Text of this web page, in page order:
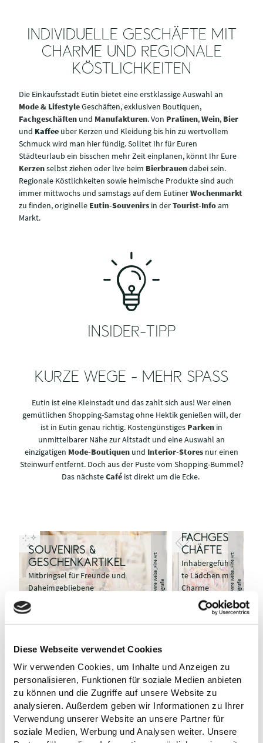
Diese Webseite verwendet Cookies
Wir verwenden Cookies, um Inhalte und Anzeigen zu
personalisieren, Funktionen für soziale Medien anbieten
zu können und die Zugriffe auf unsere Website zu
analysieren. Außerdem geben wir Informationen zu Ihrer
Verwendung unserer Website an unsere Partner für
soziale Medien, Werbung und Analysen weiter. Unsere
INDIVIDUELLE GESCHÄFTE MIT
CHARME UND REGIONALE
KÖSTLICHKEITEN
Die Einkaufsstadt Eutin bietet eine erstklassige Auswahl an
Mode & LifestyleGeschäften, exklusiven Boutiquen,
Fachgeschäften und Manufakturen. Von Pralinen,Wein, Bier
und Kaffee über Kerzen und Kleidung bis hin zu wertvollem
Schmuck wird man hier fündig. Solltet Ihr für Euren
Städteurlaub ein bisschen mehr Zeit einplanen, könnt Ihr Eure
Kerzenselbst ziehen oder live beim Bierbrauendabei sein.
Regionale Köstlichkeiten sowie heimische Produkte sind auch
immer mittwochs und samstags auf dem EutinerWochenmarkt
zu finden, originelle Eutin-Souvenirs in derTourist-Infoam
Markt.
INSIDER-TIPP
KURZE WEGE - MEHR SPASS
Eutin ist eine Kleinstadt und das zahlt sich aus! Wer einen
gemütlichen Shopping-Samstag ohne Hektik genießen will, der
ist in Eutin genau richtig. Kostengünstiges Parken in
unmittelbarer Nähe zur Altstadt und eine Auswahl an
einzigatigen Mode-Boutiquen und Interior-Stores nur einen
Steinwurf entfernt. Doch aus der Puste vom Shopping-Bummel?
Das nächsteCafé ist direkt um die Ecke.
SOUVENIRS &
GESCHENKARTIKEL
Mitbringsel für Freunde und
Daheimgebliebene
©
A
n
n
eW
ei
s
e
_
Fi
n
e
A
r
t
F
o
t
o
g
r
afie
FACHGES
CHÄFTE
Inhabergeführ
te Lädchen mit
Charme
©
A
n
n
eW
ei
s
e
_
Fi
n
e
A
r
t
F
o
t
o
g
r
afie
EUTINER MANUFAKTUREN
Inhabergeführte Geschäfte mit Liebe
zum Detail: Räder, Wolle, Kaffee und
© Anne Weise_Fine Art Fotografie
WOCHEN
MARKT
Eutins erste
Gemüse
©Anneeise_FineArtFotografi
ZE
Stadtnahes
Parken für
einen
entspannten
Einkaufsbumm© Nathalie Haack